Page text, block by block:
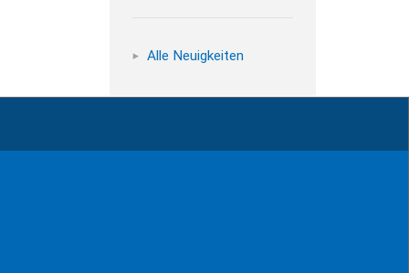
Alle Neuigkeiten
Impressum Kontakt Datenschutz